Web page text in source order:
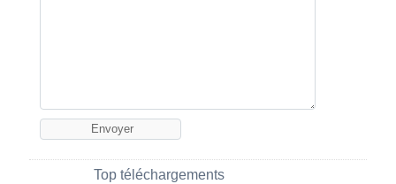
Top téléchargements